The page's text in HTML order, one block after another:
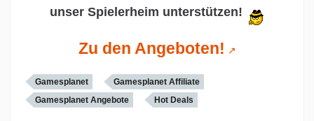
unser Spielerheim unterstützen!
Zu den Angeboten!
Gamesplanet
Gamesplanet Affiliate
Gamesplanet Angebote
Hot Deals